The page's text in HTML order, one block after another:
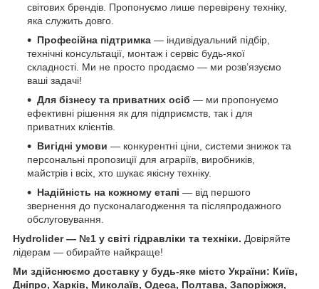
світових брендів. Пропонуємо лише перевірену техніку,
яка служить довго.
Професійна підтримка — індивідуальний підбір,
технічні консультації, монтаж і сервіс будь-якої
складності. Ми не просто продаємо — ми розв’язуємо
ваші задачі!
Для бізнесу та приватних осіб — ми пропонуємо
ефективні рішення як для підприємств, так і для
приватних клієнтів.
Вигідні умови — конкурентні ціни, системи знижок та
персональні пропозиції для аграріїв, виробників,
майстрів і всіх, хто шукає якісну техніку.
Надійність на кожному етапі — від першого
звернення до пусконалагодження та післяпродажного
обслуговування.
Hydrolider — №1 у світі гідравліки та техніки. Довіряйте
лідерам — обирайте найкраще!
Ми здійснюємо доставку у будь-яке місто України: Київ,
Дніпро, Харків, Миколаїв, Одеса, Полтава, Запоріжжя,